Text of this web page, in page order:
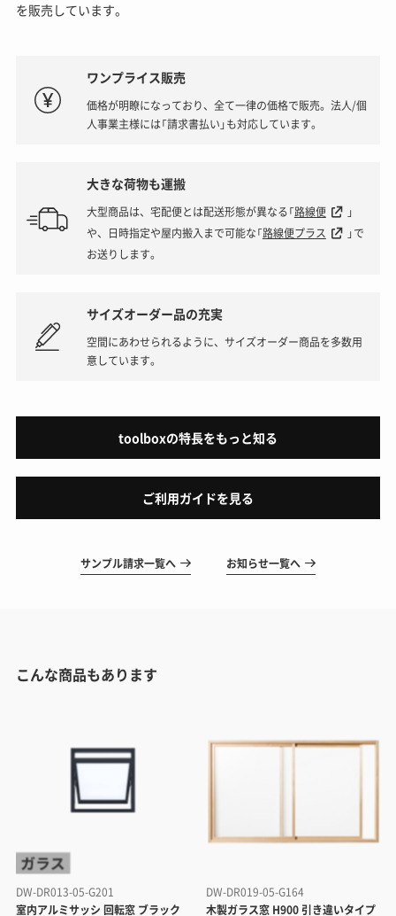
を販売しています。
ワンプライス販売
価格が明瞭になっており、全て一律の価格で販売。法人/個
人事業主様には「請求書払い」も対応しています。
大きな荷物も運搬
大型商品は、宅配便とは配送形態が異なる「路線便
」
や、日時指定や屋内搬入まで可能な「路線便プラス
」で
お送りします。
サイズオーダー品の充実
空間にあわせられるように、サイズオーダー商品を多数用
意しています。
toolboxの特長をもっと知る
ご利用ガイドを見る
サンプル請求一覧へ お知らせ一覧へ
こんな商品もあります
DW-DR013-05-G201
室内アルミサッシ 回転窓 ブラック
DW-DR019-05-G164
木製ガラス窓 H900 引き違いタイプ